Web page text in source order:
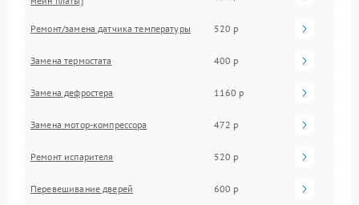
Ремонт/замена датчика температуры 520 р
Замена термостата 400 р
Замена дефростера 1160 р
Замена мотор-компрессора 472 р
Ремонт испарителя 520 р
Перевешивание дверей 600 р